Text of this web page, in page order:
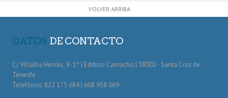
VOLVER ARRIBA
DATOS DE CONTACTO
C/ Villalba Hervás, 9 -1º | Edificio Camacho | 38002 · Santa Cruz de
Tenerife
Telefónos: 822 175 684 | 608 958 069